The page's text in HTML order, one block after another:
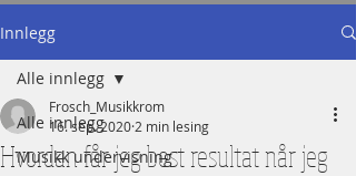
Innlegg
Alle innlegg
Musikk undervisning
Alle innlegg
Hvordan får jeg best resultat når jeg
Frosch_Musikkrom
16. sep. 2020 2 min lesing